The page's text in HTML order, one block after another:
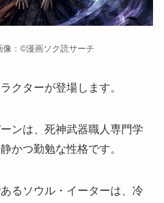
像：©漫画ソク読サーチ
クターが登場します。
ンは、死神武器職人専門学
かつ勤勉な性格です。
るソウル・イーターは、冷